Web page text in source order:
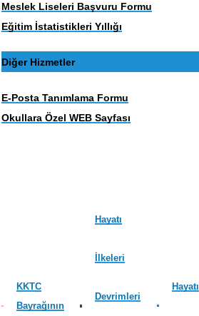
Meslek Liseleri Başvuru Formu
Eğitim İstatistikleri Yıllığı
Diğer Hizmetler
E-Posta Tanımlama Formu
Okullara Özel WEB Sayfası
KKTC
Bayrağının
Hayatı
İlkeleri
Devrimleri
Hayatı